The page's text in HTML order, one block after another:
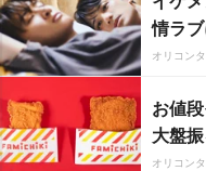
情ラ
オリコン
お値
大盤
オリコン